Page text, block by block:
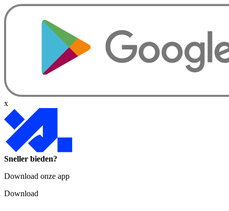
x
Sneller bieden?
Download onze app
Download